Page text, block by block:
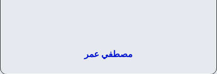
مصطفي عمر